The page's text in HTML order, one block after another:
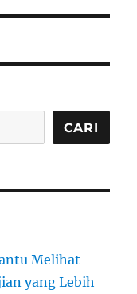
CARI
Melihat
yang Lebih